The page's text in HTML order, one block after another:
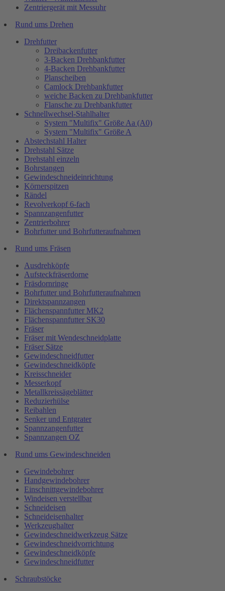
Zentriergerät mit Messuhr
Rund ums Drehen
Drehfutter
Dreibackenfutter
3-Backen Drehbankfutter
4-Backen Drehbankfutter
Planscheiben
Camlock Drehbankfutter
weiche Backen zu Drehbankfutter
Flansche zu Drehbankfutter
Schnellwechsel-Stahlhalter
System "Multifix" Größe Aa (A0)
System "Multifix" Größe A
Abstechstahl Halter
Drehstahl Sätze
Drehstahl einzeln
Bohrstangen
Gewindeschneideinrichtung
Körnerspitzen
Rändel
Revolverkopf 6-fach
Spannzangenfutter
Zentrierbohrer
Bohrfutter und Bohrfutteraufnahmen
Rund ums Fräsen
Ausdrehköpfe
Aufsteckfräserdorne
Fräsdornringe
Bohrfutter und Bohrfutteraufnahmen
Direktspannzangen
Flächenspannfutter MK2
Flächenspannfutter SK30
Fräser
Fräser mit Wendeschneidplatte
Fräser Sätze
Gewindeschneidfutter
Gewindeschneidköpfe
Kreisschneider
Messerkopf
Metallkreissägeblätter
Reduzierhülse
Reibahlen
Senker und Entgrater
Spannzangenfutter
Spannzangen OZ
Rund ums Gewindeschneiden
Gewindebohrer
Handgewindebohrer
Einschnittgewindebohrer
Windeisen verstellbar
Schneideisen
Schneideisenhalter
Werkzeughalter
Gewindeschneidwerkzeug Sätze
Gewindeschneidvorrichtung
Gewindeschneidköpfe
Gewindeschneidfutter
Schraubstöcke